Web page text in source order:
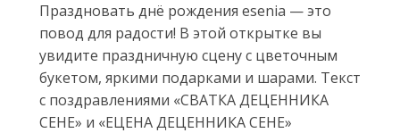
Праздновать днё рождения esenia — это
повод для радости! В этой открытке вы
увидите праздничную сцену с цветочным
букетом, яркими подарками и шарами. Текст
с поздравлениями «СВАТКА ДЕЦЕННИКА
СЕНЕ» и «ЕЦЕНА ДЕЦЕННИКА СЕНЕ»